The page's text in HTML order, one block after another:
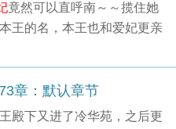
竟然可以直呼南～～揽住她
王的名，本王也和爱妃更亲
章：默认章节
殿下又进了冷华苑，之后更